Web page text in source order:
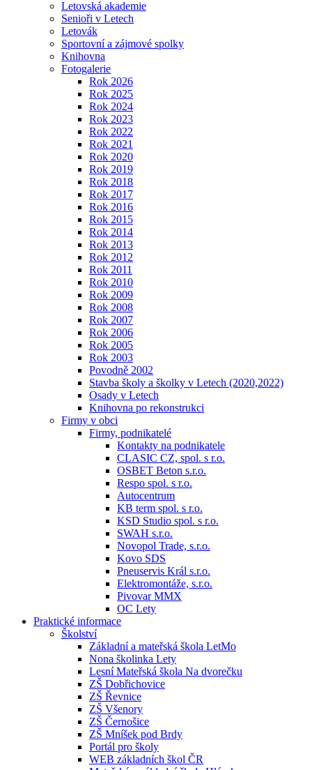
Letovská akademie
Senioři v Letech
Letovák
Sportovní a zájmové spolky
Knihovna
Fotogalerie
Rok 2026
Rok 2025
Rok 2024
Rok 2023
Rok 2022
Rok 2021
Rok 2020
Rok 2019
Rok 2018
Rok 2017
Rok 2016
Rok 2015
Rok 2014
Rok 2013
Rok 2012
Rok 2011
Rok 2010
Rok 2009
Rok 2008
Rok 2007
Rok 2006
Rok 2005
Rok 2003
Povodně 2002
Stavba školy a školky v Letech (2020,2022)
Osady v Letech
Knihovna po rekonstrukci
Firmy v obci
Firmy, podnikatelé
Kontakty na podnikatele
CLASIC CZ, spol. s r.o.
OSBET Beton s.r.o.
Respo spol. s r.o.
Autocentrum
KB term spol. s r.o.
KSD Studio spol. s r.o.
SWAH s.r.o.
Novopol Trade, s.r.o.
Kovo SDS
Pneuservis Král s.r.o.
Elektromontáže, s.r.o.
Pivovar MMX
OC Lety
Praktické informace
Školství
Základní a mateřská škola LetMo
Nona školinka Lety
Lesní Mateřská škola Na dvorečku
ZŠ Dobřichovice
ZŠ Řevnice
ZŠ Všenory
ZŠ Černošice
ZŠ Mníšek pod Brdy
Portál pro školy
WEB základních škol ČR